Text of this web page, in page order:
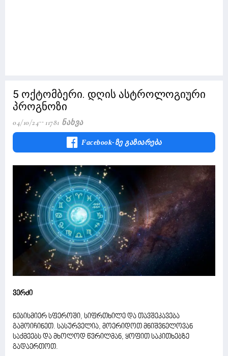
5 ოქტომბერი. დღის ასტროლოგიური
პროგნოზი
04/10/24 11781 Ნახვა
Facebook-Ზე Გაზიარება
ვერძი
ნებისმიერ სფეროში, სიფრთხილე და თავშეკავება
გამოიჩინეთ. სასურველია, მოერიდოთ მნიშვნელოვან
საქმეებს და მხოლოდ წვრილმან, ყოფით საკითხებზე
გადაერთოთ.